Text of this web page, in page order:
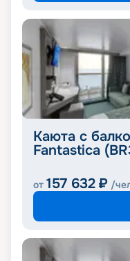
Каюта с
Fantastica
от 157 632 ₽ /